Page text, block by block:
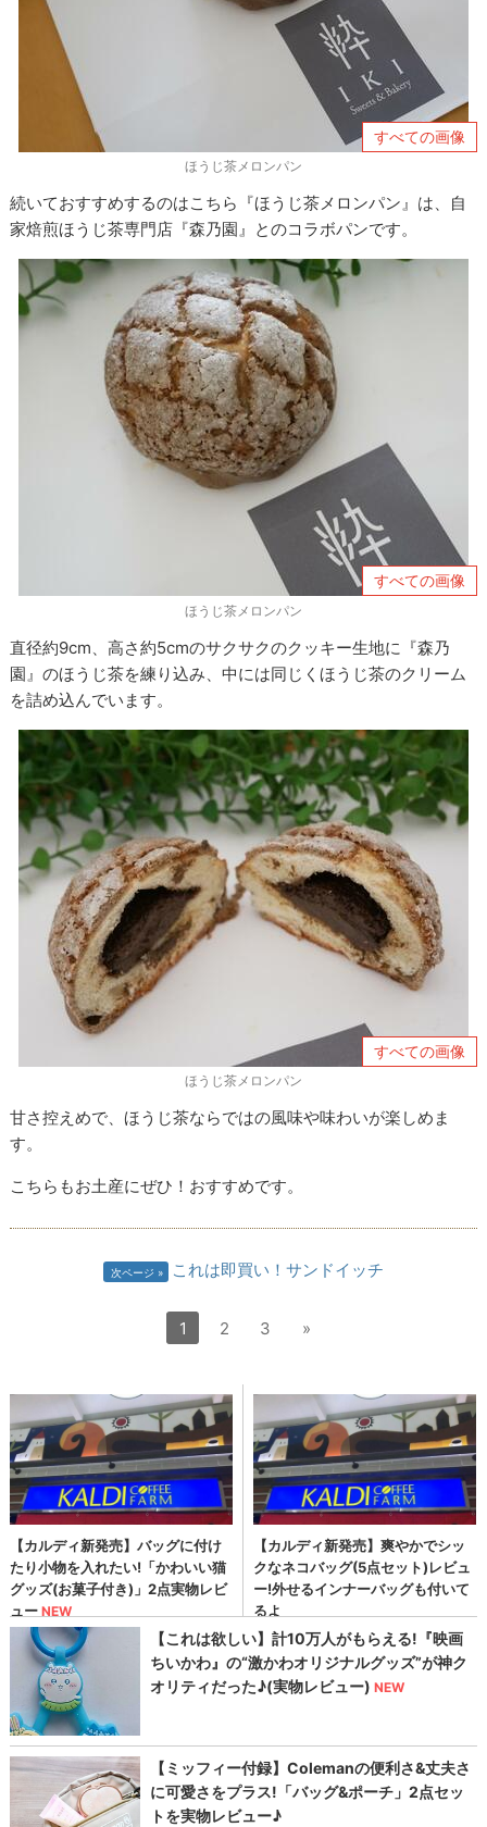
すべての画像
ほうじ茶メロンパン
続いておすすめするのはこちら『ほうじ茶メロンパン』は、自
家焙煎ほうじ茶専門店『森乃園』とのコラボパンです。
すべての画像
ほうじ茶メロンパン
直径約9cm、高さ約5cmのサクサクのクッキー生地に『森乃
園』のほうじ茶を練り込み、中には同じくほうじ茶のクリーム
を詰め込んでいます。
すべての画像
ほうじ茶メロンパン
甘さ控えめで、ほうじ茶ならではの風味や味わいが楽しめま
す。
こちらもお土産にぜひ！おすすめです。
次ページ これは即買い！サンドイッチ
1 2 3 »